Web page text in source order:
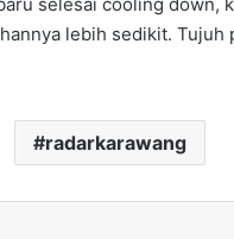
lebih sedikit.
radarkarawang